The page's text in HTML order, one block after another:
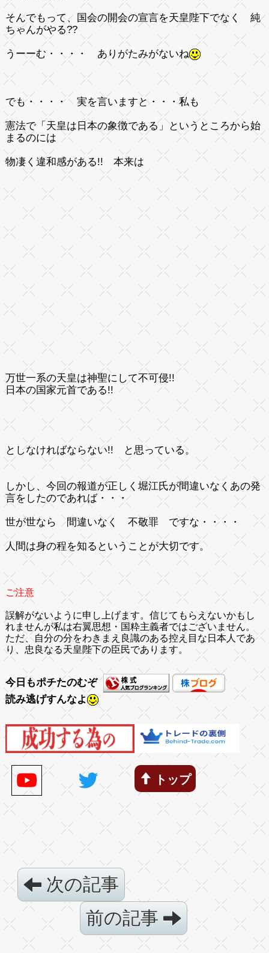
そんでもって、国会の開会の宣言を天皇陛下でなく 純
ちゃんがやる??
うーーむ・・・・ ありがたみがないね
でも・・・・ 実を言いますと・・・私も
憲法で「天皇は日本の象徴である」というところから始
まるのには
物凄く違和感がある!! 本来は
万世一系の天皇は神聖にして不可侵!!
日本の国家元首である!!
としなければならない!! と思っている。
しかし、今回の報道が正しく堀江氏が間違いなくあの発
言をしたのであれば・・・
世が世なら 間違いなく 不敬罪 ですな・・・・
人間は身の程を知る ということが大切です。
ご注意
誤解がないように申し上げます。信じてもらえないかもし
れませんが私は右翼思想・国粋主義者ではございません。
ただ、自分の分をわきまえ良識のある控え目な日本人であ
り、忠良なる天皇陛下の臣民であります。
今日もポチたのむぞ
読み逃げすんなよ
トップ
次の記事
前の記事